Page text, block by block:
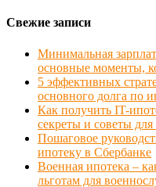
Свежие записи
Минимальная
основные моменты,
5 эффективных
основного долга по
Как получить IT-
секреты и советы
Пошаговое
ипотеку в Сбербанке
Военная ипотека –
льготам для